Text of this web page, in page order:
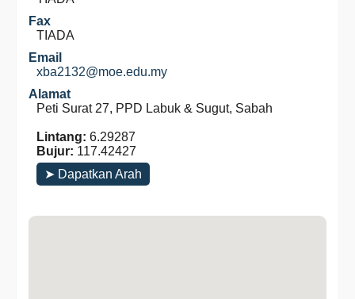
Fax
TIADA
Email
xba2132@moe.edu.my
Alamat
Peti Surat 27, PPD Labuk & Sugut, Sabah
Lintang: 6.29287
Bujur: 117.42427
➤ Dapatkan Arah